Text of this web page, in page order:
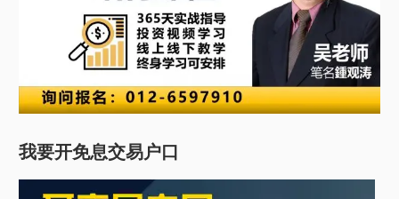
我要开免息交易户口